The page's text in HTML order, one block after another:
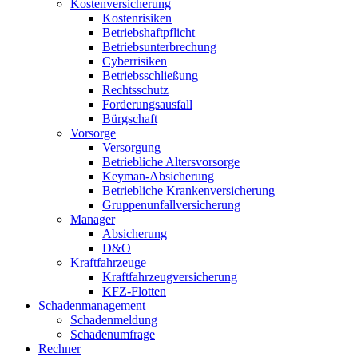
Kostenversicherung
Kostenrisiken
Betriebshaftpflicht
Betriebsunterbrechung
Cyberrisiken
Betriebsschließung
Rechtsschutz
Forderungsausfall
Bürgschaft
Vorsorge
Versorgung
Betriebliche Altersvorsorge
Keyman-Absicherung
Betriebliche Krankenversicherung
Gruppenunfallversicherung
Manager
Absicherung
D&O
Kraftfahrzeuge
Kraftfahrzeugversicherung
KFZ-Flotten
Schadenmanagement
Schadenmeldung
Schadenumfrage
Rechner